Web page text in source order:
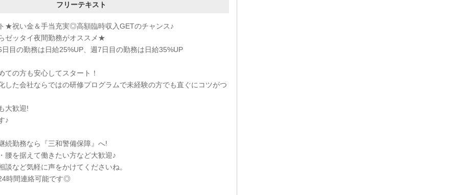
フリーテキスト
★祝い金＆手当充実◎高額臨時収入GETのチャンス♪
ゼッタイ夜間勤務がオススメ★
目の勤務は日給25%UP、週7日目の勤務は日給35%UP
ての方も安心してスタート！
した会社ならではの研修プログラムで未経験の方でも直ぐにコツがつ
大歓迎!
♪
続勤務なら『三和警備保障』へ!
腰を据えて働きたい方など大歓迎♪
談など気軽に声をかけてくださいね。
時間連絡可能です◎